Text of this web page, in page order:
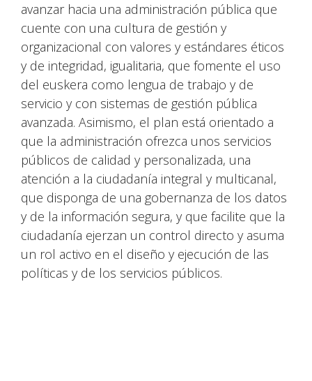
avanzar hacia una administración pública que
cuente con una cultura de gestión y
organizacional con valores y estándares éticos
y de integridad, igualitaria, que fomente el uso
del euskera como lengua de trabajo y de
servicio y con sistemas de gestión pública
avanzada. Asimismo, el plan está orientado a
que la administración ofrezca unos servicios
públicos de calidad y personalizada, una
atención a la ciudadanía integral y multicanal,
que disponga de una gobernanza de los datos
y de la información segura, y que facilite que la
ciudadanía ejerzan un control directo y asuma
un rol activo en el diseño y ejecución de las
políticas y de los servicios públicos.